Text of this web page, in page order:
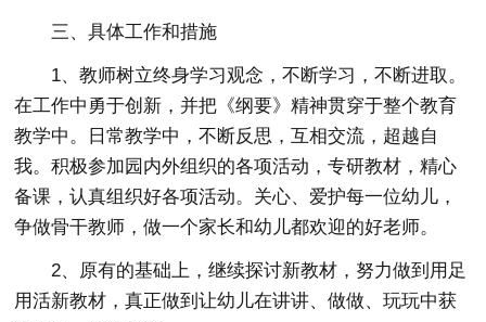
三、具体工作和措施
1、教师树立终身学习观念，不断学习，不断进取。
在工作中勇于创新，并把《纲要》精神贯穿于整个教育
教学中。日常教学中，不断反思，互相交流，超越自
我。积极参加园内外组织的各项活动，专研教材，精心
备课，认真组织好各项活动。关心、爱护每一位幼儿，
争做骨干教师，做一个家长和幼儿都欢迎的好老师。
2、原有的基础上，继续探讨新教材，努力做到用足
用活新教材，真正做到让幼儿在讲讲、做做、玩玩中获